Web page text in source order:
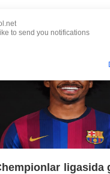
ligasida
to send you notifications